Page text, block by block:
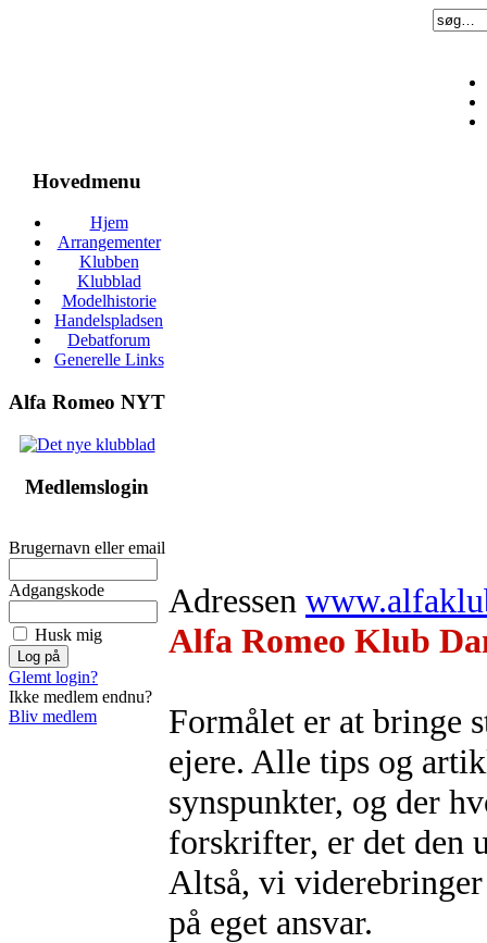
Hovedmenu
Hjem
Arrangementer
Klubben
Klubblad
Modelhistorie
Handelspladsen
Debatforum
Generelle Links
Alfa Romeo NYT
Medlemslogin
Brugernavn eller email
Adgangskode
Husk mig
Glemt login?
Ikke medlem endnu?
Bliv medlem
Adressen
Alfa Romeo Klub
Formålet er at bringe
ejere. Alle tips og
synspunkter, og der
forskrifter, er det den
Altså, vi
på eget ansvar.